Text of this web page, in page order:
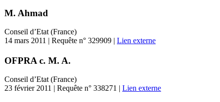
M. Ahmad
Conseil d’Etat (France)
14 mars 2011 | Requête n° 329909 | Lien externe
OFPRA c. M. A.
Conseil d’Etat (France)
23 février 2011 | Requête n° 338271 | Lien externe